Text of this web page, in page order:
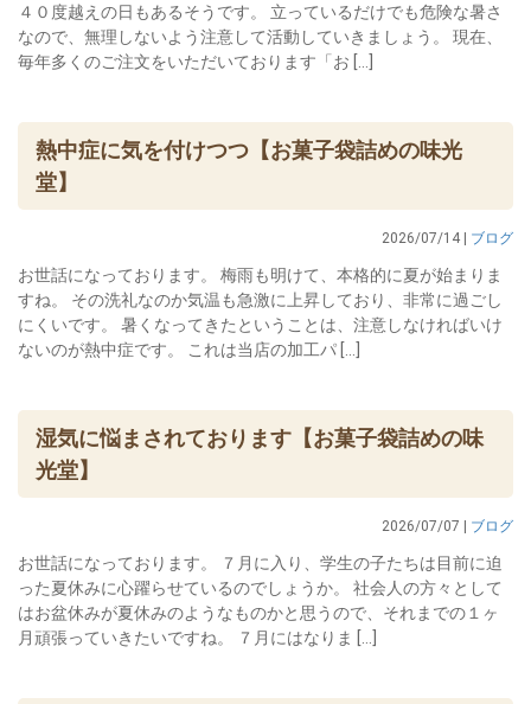
４０度越えの日もあるそうです。 立っているだけでも危険な暑さ
なので、無理しないよう注意して活動していきましょう。 現在、
毎年多くのご注文をいただいております「お […]
熱中症に気を付けつつ【お菓子袋詰めの味光
堂】
2026/07/14 | ブログ
お世話になっております。 梅雨も明けて、本格的に夏が始まりま
すね。 その洗礼なのか気温も急激に上昇しており、非常に過ごし
にくいです。 暑くなってきたということは、注意しなければいけ
ないのが熱中症です。 これは当店の加工パ […]
湿気に悩まされております【お菓子袋詰めの味
光堂】
2026/07/07 | ブログ
お世話になっております。 ７月に入り、学生の子たちは目前に迫
った夏休みに心躍らせているのでしょうか。 社会人の方々として
はお盆休みが夏休みのようなものかと思うので、それまでの１ヶ
月頑張っていきたいですね。 ７月にはなりま […]